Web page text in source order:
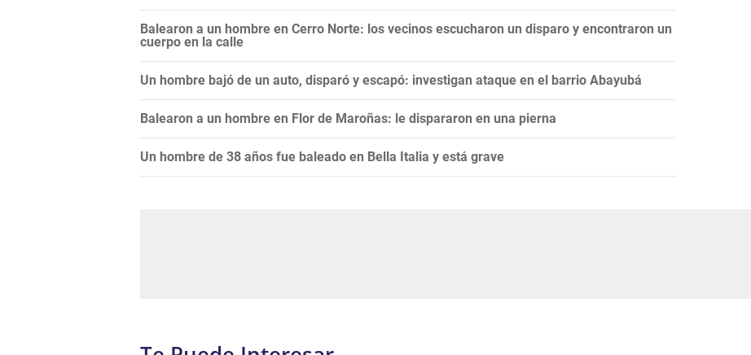
Balearon a un hombre en Cerro Norte: los vecinos escucharon un disparo y encontraron un
cuerpo en la calle
Un hombre bajó de un auto, disparó y escapó: investigan ataque en el barrio Abayubá
Balearon a un hombre en Flor de Maroñas: le dispararon en una pierna
Un hombre de 38 años fue baleado en Bella Italia y está grave